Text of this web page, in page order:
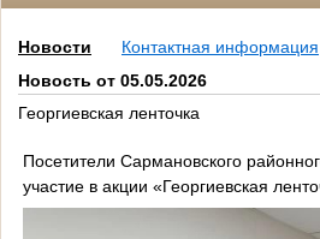
Новости
Контактная информация
Новость от 05.05.2026
Георгиевская ленточка
Посетители Сармановского
участие в акции «Георгиевская